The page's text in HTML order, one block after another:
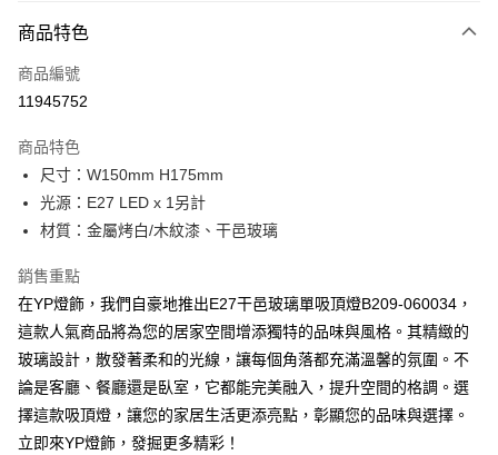
信用卡一次付款
LINE Pay
街口支付
悠遊付
全盈+PAY
AFTEE先享後付
相關說明
【關於「AFTEE先享後付」】
AFTEE先享後付是「在收到商品之後才付款」的支付方式。 讓您購物簡單
便利好安心！
１．簡單：不需註冊會員、不需綁卡、不需儲值。
商品特色
商品編號
11945752
商品特色
尺寸：W150mm H175mm
光源：E27 LED x 1另計
材質：金屬烤白/木紋漆、干邑玻璃
銷售重點
在YP燈飾，我們自豪地推出E27干邑玻璃單吸頂燈B209-060034，
這款人氣商品將為您的居家空間增添獨特的品味與風格。其精緻的
玻璃設計，散發著柔和的光線，讓每個角落都充滿溫馨的氛圍。不
論是客廳、餐廳還是臥室，它都能完美融入，提升空間的格調。選
擇這款吸頂燈，讓您的家居生活更添亮點，彰顯您的品味與選擇。
立即來YP燈飾，發掘更多精彩！